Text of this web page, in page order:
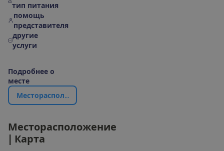
тип питания
помощь
представителя
другие
услуги
Подробнее о
месте
Месторасполож
Месторасположение
Карта